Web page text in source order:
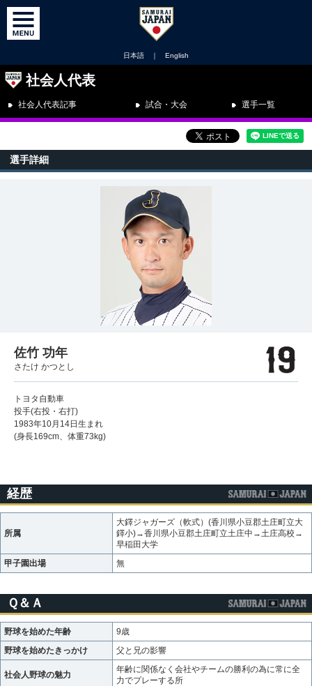
日本語 ｜ English
社会人代表
社会人代表記事 試合・大会 選手一覧
選手詳細
佐竹 功年
さたけ かつとし
トヨタ自動車
投手(右投・右打)
1983年10月14日生まれ
(身長169cm、体重73kg)
経歴
所属
大鐸ジャガーズ（軟式）(香川県小豆郡土庄町立大
鐸小)→香川県小豆郡土庄町立土庄中→土庄高校→
早稲田大学
甲子園出場
無
Ｑ＆Ａ
野球を始めた年齢
9歳
野球を始めたきっかけ
父と兄の影響
社会人野球の魅力
年齢に関係なく会社やチームの勝利の為に常に全
力でプレーする所